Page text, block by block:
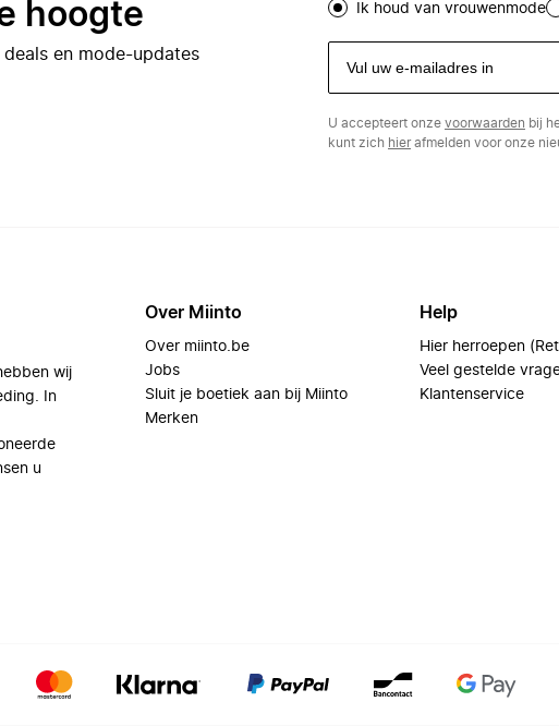
hoogte
en mode-updates
Ik houd van vrouwenmode
U accepteert onze voorwaarden bij
kunt zich hierafmelden voor onze
wij
In
u
Over Miinto
Over miinto.be
Jobs
Sluit je boetiek aan bij Miinto
Merken
Help
Hier herroepen
Veel gestelde
Klantenservice